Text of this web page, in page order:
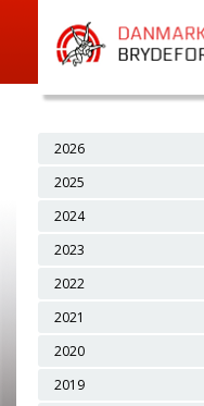
2026
2025
2024
2023
2022
2021
2020
2019